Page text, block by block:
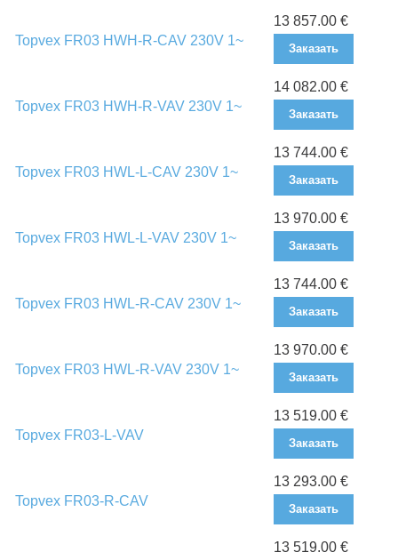
Topvex FR03 HWH-R-CAV 230V 1~
13 857.00 €
Заказать
Topvex FR03 HWH-R-VAV 230V 1~
14 082.00 €
Заказать
Topvex FR03 HWL-L-CAV 230V 1~
13 744.00 €
Заказать
Topvex FR03 HWL-L-VAV 230V 1~
13 970.00 €
Заказать
Topvex FR03 HWL-R-CAV 230V 1~
13 744.00 €
Заказать
Topvex FR03 HWL-R-VAV 230V 1~
13 970.00 €
Заказать
Topvex FR03-L-VAV
13 519.00 €
Заказать
Topvex FR03-R-CAV
13 293.00 €
Заказать
13 519.00 €